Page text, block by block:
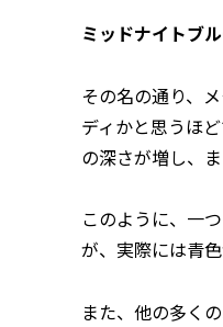
ミッドナイトブ
その名の通り、
ディかと思うほ
の深さが増し、
このように、一
が、実際には青
また、他の多く